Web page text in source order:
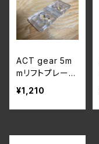
ACT gear 5m
mリフトプレー
ト"ポリカーボネ
ート
¥1,210